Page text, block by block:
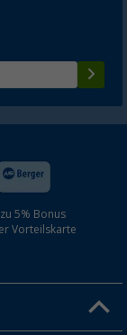
5% Bonus
Vorteilskarte